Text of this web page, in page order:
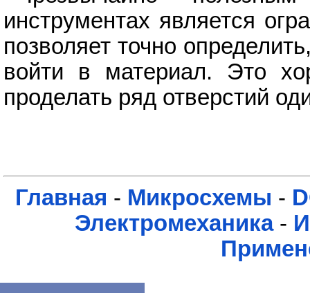
инструментах является
позволяет точно
войти в материал. Это
проделать ряд отверстий
Главная - Микросхемы -
Электромеханика-